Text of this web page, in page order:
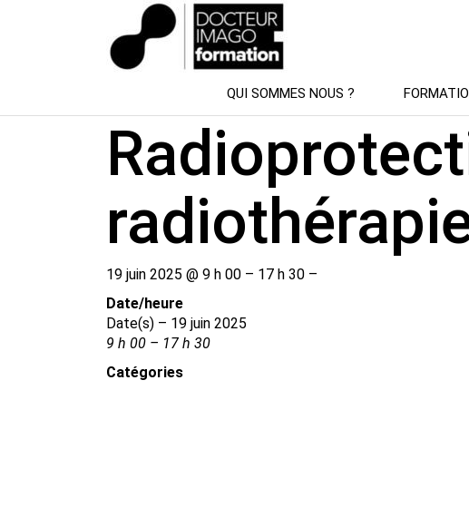
QUI SOMMES NOUS ?
19 juin 2025 @ 9 h 00 – 17 h 30 –
Date/​heure
Date(s) – 19 juin 2025
9 h 00 – 17 h 30
Catégories